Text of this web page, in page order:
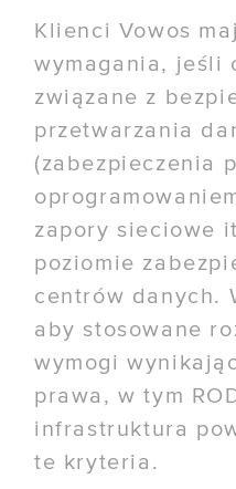
Klienci Vowos
wymagania, jeśli
związane z
przetwarzania
(zabezpieczenia
zapory sieciowe
poziomie
centrów danych.
aby stosowane
wymogi
prawa, w tym
infrastruktura
te kryteria.